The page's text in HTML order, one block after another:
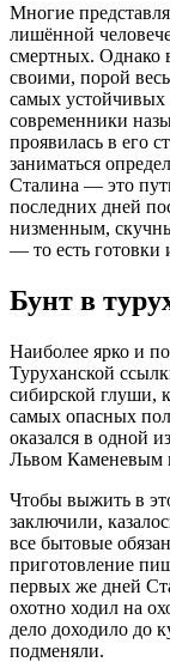
Многие
лишённой
смертных. Однако
своими, порой
самых устойчивых
современники
проявилась в его
заниматься
Сталина — это
последних дней
низменным,
— то есть готовки
Бунт в
Наиболее ярко и
Туруханской
сибирской глуши,
самых опасных
оказался в одной
Львом Каменевым
Чтобы выжить в
заключили,
все бытовые
приготовление
первых же дней
охотно ходил на
дело доходило до
подменяли.